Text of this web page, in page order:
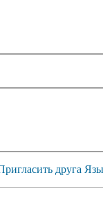
друга